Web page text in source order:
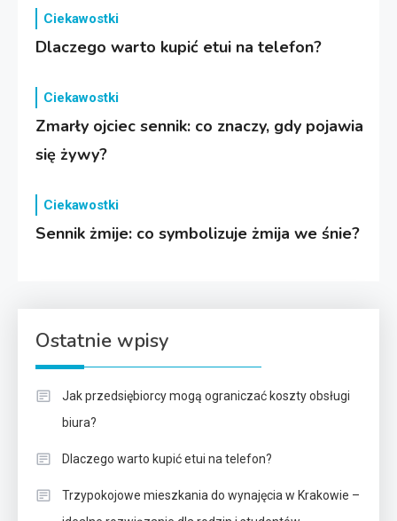
Ciekawostki
Dlaczego warto kupić etui na telefon?
Ciekawostki
Zmarły ojciec sennik: co znaczy, gdy pojawia
się żywy?
Ciekawostki
Sennik żmije: co symbolizuje żmija we śnie?
Ostatnie wpisy
Jak przedsiębiorcy mogą ograniczać koszty obsługi
biura?
Dlaczego warto kupić etui na telefon?
Trzypokojowe mieszkania do wynajęcia w Krakowie –